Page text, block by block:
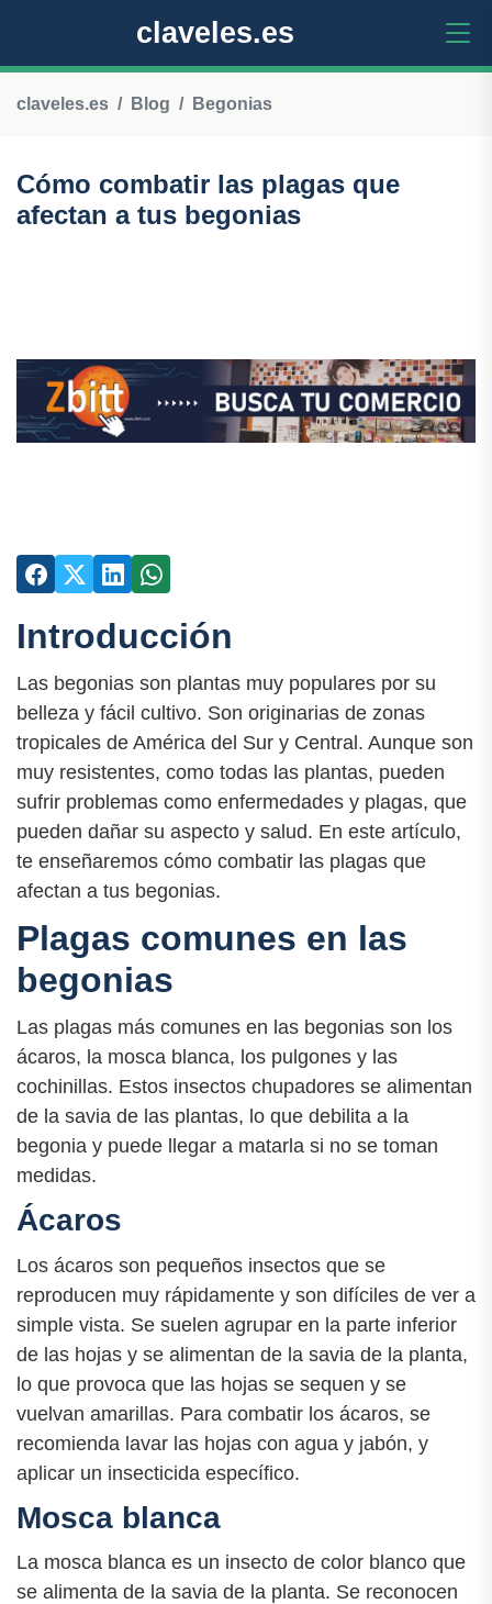
claveles.es
claveles.es Blog Begonias
Cómo combatir las plagas que
afectan a tus begonias
Introducción
Las begonias son plantas muy populares por su
belleza y fácil cultivo. Son originarias de zonas
tropicales de América del Sur y Central. Aunque son
muy resistentes, como todas las plantas, pueden
sufrir problemas como enfermedades y plagas, que
pueden dañar su aspecto y salud. En este artículo,
te enseñaremos cómo combatir las plagas que
afectan a tus begonias.
Plagas comunes en las
begonias
Las plagas más comunes en las begonias son los
ácaros, la mosca blanca, los pulgones y las
cochinillas. Estos insectos chupadores se alimentan
de la savia de las plantas, lo que debilita a la
begonia y puede llegar a matarla si no se toman
medidas.
Ácaros
Los ácaros son pequeños insectos que se
reproducen muy rápidamente y son difíciles de ver a
simple vista. Se suelen agrupar en la parte inferior
de las hojas y se alimentan de la savia de la planta,
lo que provoca que las hojas se sequen y se
vuelvan amarillas. Para combatir los ácaros, se
recomienda lavar las hojas con agua y jabón, y
aplicar un insecticida específico.
Mosca blanca
La mosca blanca es un insecto de color blanco que
se alimenta de la savia de la planta. Se reconocen